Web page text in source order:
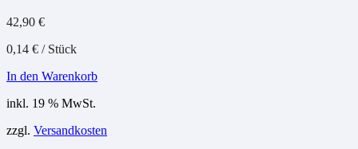
42,90 €
0,14 € / Stück
In den Warenkorb
inkl. 19 % MwSt.
zzgl. Versandkosten